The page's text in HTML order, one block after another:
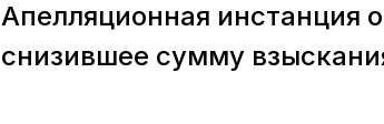
Апелляционная инстанция
снизившее сумму